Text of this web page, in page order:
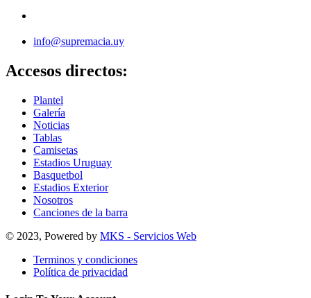
info@supremacia.uy
Accesos directos:
Plantel
Galería
Noticias
Tablas
Camisetas
Estadios Uruguay
Basquetbol
Estadios Exterior
Nosotros
Canciones de la barra
© 2023, Powered by MKS - Servicios Web
Terminos y condiciones
Política de privacidad